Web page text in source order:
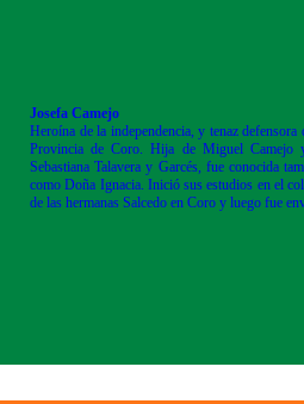
Josefa Camejo
Heroína de la independencia, y tenaz defensora
Provincia de Coro. Hija de Miguel Camejo
Sebastiana Talavera y Garcés, fue conocida
como Doña Ignacia. Inició sus estudios en el
de las hermanas Salcedo en Coro y luego fue